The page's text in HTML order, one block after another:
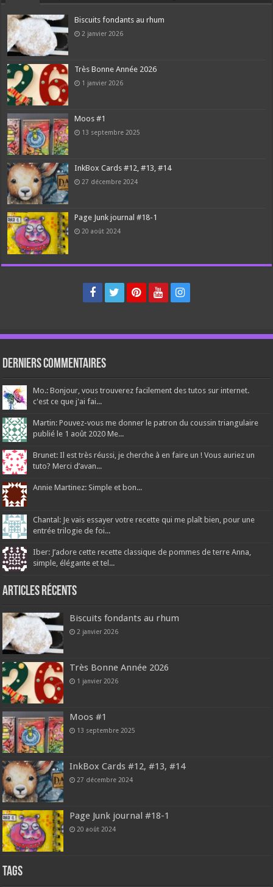
Biscuits fondants au rhum
2 janvier 2026
Très Bonne Année 2026
1 janvier 2026
Moos #1
13 septembre 2025
InkBox Cards #12, #13, #14
27 décembre 2024
Page Junk journal #18-1
20 août 2024
Derniers Commentaires
Mo.: Bonjour, vous trouverez facilement des tutos sur internet.
c'est ce que j'ai fai...
Martin: Pouvez-vous me donner le patron du coussin triangulaire
publié le 1 août 2020 Me...
Brunet: Il est très réussi, je cherche à en faire un ! Vous auriez un
tuto? Merci d’avan...
Annie Martinez: Simple et bon...
Chantal: Je vais essayer votre recette qui me plaît bien, pour une
entrée trilogie de foi...
Iber: J’adore cette recette classique de pommes de terre Anna,
simple, élégante et tel...
Articles récents
Biscuits fondants au rhum
2 janvier 2026
Très Bonne Année 2026
1 janvier 2026
Moos #1
13 septembre 2025
InkBox Cards #12, #13, #14
27 décembre 2024
Page Junk journal #18-1
20 août 2024
Tags